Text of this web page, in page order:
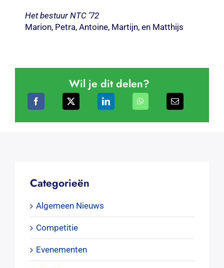
Het bestuur NTC ’72
Marion, Petra, Antoine, Martijn, en Matthijs
Wil je dit delen?
Categorieën
Algemeen Nieuws
Competitie
Evenementen